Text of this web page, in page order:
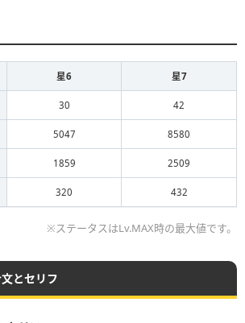
星6 星7
30 42
5047 8580
1859 2509
320 432
※ステータスはLv.MAX時の最大値です。
とセリフ